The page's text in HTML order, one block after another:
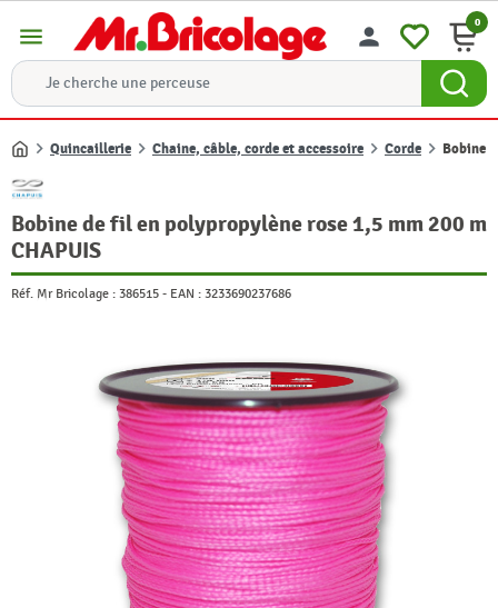
menu person 0
Accueil
Quincaillerie Chaine, câble, corde et accessoire Corde Bobine
Bobine de fil en polypropylène rose 1,5 mm 200 m
CHAPUIS
Réf. Mr Bricolage : 386515 - EAN : 3233690237686